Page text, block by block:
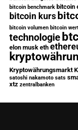
bitcoin benchmark bitcoin
bitcoin kurs
bitcoin volumen bitcoin
technologie btc
elon musk eth
Kryptowährungsmarkt
satoshi nakamoto sats
xtz zentralbanken